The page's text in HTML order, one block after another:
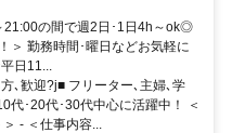
21:00の間で週2日･1日4h～ok◎
＞ 勤務時間･曜日などお気軽に
日11...
､歓迎?j■ フリーター､主婦､学
･20代･30代中心に活躍中！ ＜
- ＜仕事内容...